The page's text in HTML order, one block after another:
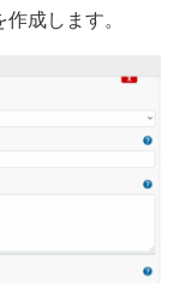
成します。